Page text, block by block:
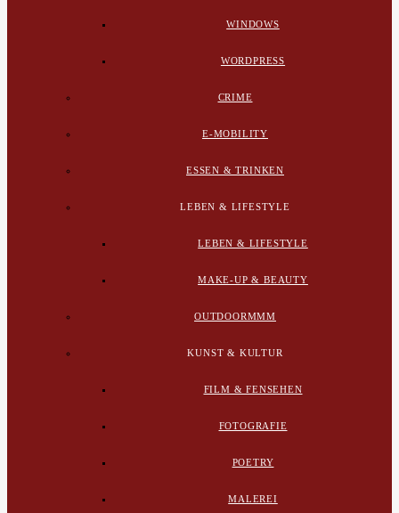
WINDOWS
WORDPRESS
CRIME
E-MOBILITY
ESSEN & TRINKEN
LEBEN & LIFESTYLE
LEBEN & LIFESTYLE
MAKE-UP & BEAUTY
OUTDOORMMM
KUNST & KULTUR
FILM & FENSEHEN
FOTOGRAFIE
POETRY
MALEREI